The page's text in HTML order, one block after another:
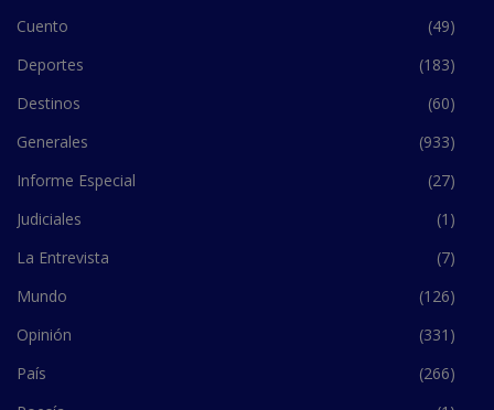
Cuento
(49)
Deportes
(183)
Destinos
(60)
Generales
(933)
Informe Especial
(27)
Judiciales
(1)
La Entrevista
(7)
Mundo
(126)
Opinión
(331)
País
(266)